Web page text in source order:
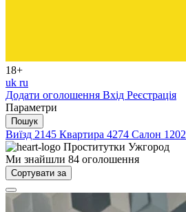
18+
uk ru
Додати оголошення Вхід Реєстрація
Параметри
Пошук
Виїзд 2145 Квартира 4274 Салон 1202
Проститутки Ужгород
Ми знайшли 84 оголошення
Сортувати за